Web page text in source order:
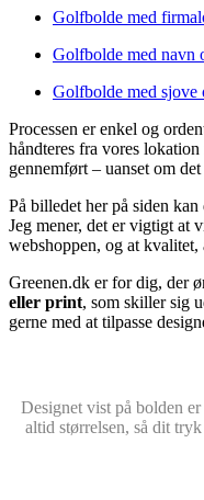
Golfbolde med
Golfbolde med navn
Golfbolde med sjove
Processen er enkel og
håndteres fra vores
gennemført – uanset om
På billedet her på siden
Jeg mener, det er vigtigt at
webshoppen, og at
Greenen.dk er for dig, der
eller print, som skiller sig
gerne med at tilpasse
Designet vist på bolden
altid størrelsen, så dit